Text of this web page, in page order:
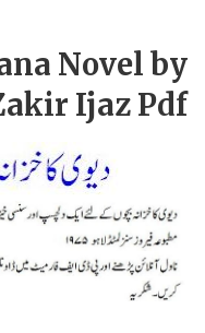
Novel by
Ijaz Pdf